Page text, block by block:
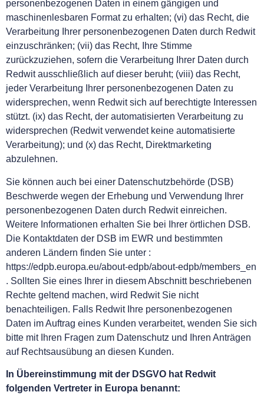
personenbezogenen Daten in einem gängigen und
maschinenlesbaren Format zu erhalten; (vi) das Recht, die
Verarbeitung Ihrer personenbezogenen Daten durch Redwit
einzuschränken; (vii) das Recht, Ihre Stimme
zurückzuziehen, sofern die Verarbeitung Ihrer Daten durch
Redwit ausschließlich auf dieser beruht; (viii) das Recht,
jeder Verarbeitung Ihrer personenbezogenen Daten zu
widersprechen, wenn Redwit sich auf berechtigte Interessen
stützt. (ix) das Recht, der automatisierten Verarbeitung zu
widersprechen (Redwit verwendet keine automatisierte
Verarbeitung); und (x) das Recht, Direktmarketing
abzulehnen.
Sie können auch bei einer Datenschutzbehörde (DSB)
Beschwerde wegen der Erhebung und Verwendung Ihrer
personenbezogenen Daten durch Redwit einreichen.
Weitere Informationen erhalten Sie bei Ihrer örtlichen DSB.
Die Kontaktdaten der DSB im EWR und bestimmten
anderen Ländern finden Sie unter :
https://edpb.europa.eu/about-edpb/about-edpb/members_en
. Sollten Sie eines Ihrer in diesem Abschnitt beschriebenen
Rechte geltend machen, wird Redwit Sie nicht
benachteiligen. Falls Redwit Ihre personenbezogenen
Daten im Auftrag eines Kunden verarbeitet, wenden Sie sich
bitte mit Ihren Fragen zum Datenschutz und Ihren Anträgen
auf Rechtsausübung an diesen Kunden.
In Übereinstimmung mit der DSGVO hat Redwit
folgenden Vertreter in Europa benannt: